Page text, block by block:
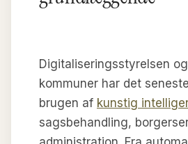
Digitaliseringsstyrelsen
kommuner har det
brugen af kunstig
sagsbehandling,